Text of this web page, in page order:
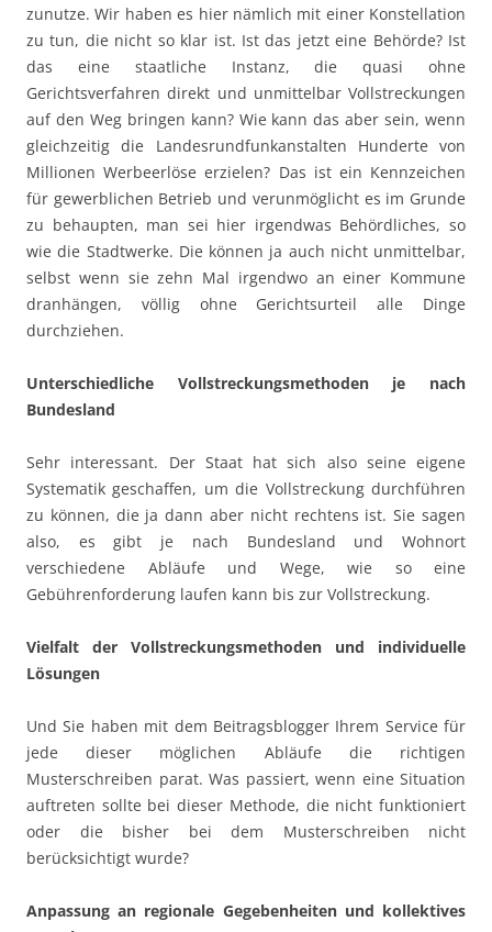
zunutze. Wir haben es hier nämlich mit einer Konstellation
zu tun, die nicht so klar ist. Ist das jetzt eine Behörde? Ist
das eine staatliche Instanz, die quasi ohne
Gerichtsverfahren direkt und unmittelbar Vollstreckungen
auf den Weg bringen kann? Wie kann das aber sein, wenn
gleichzeitig die Landesrundfunkanstalten Hunderte von
Millionen Werbeerlöse erzielen? Das ist ein Kennzeichen
für gewerblichen Betrieb und verunmöglicht es im Grunde
zu behaupten, man sei hier irgendwas Behördliches, so
wie die Stadtwerke. Die können ja auch nicht unmittelbar,
selbst wenn sie zehn Mal irgendwo an einer Kommune
dranhängen, völlig ohne Gerichtsurteil alle Dinge
durchziehen.
Unterschiedliche Vollstreckungsmethoden je nach
Bundesland
Sehr interessant. Der Staat hat sich also seine eigene
Systematik geschaffen, um die Vollstreckung durchführen
zu können, die ja dann aber nicht rechtens ist. Sie sagen
also, es gibt je nach Bundesland und Wohnort
verschiedene Abläufe und Wege, wie so eine
Gebührenforderung laufen kann bis zur Vollstreckung.
Vielfalt der Vollstreckungsmethoden und individuelle
Lösungen
Und Sie haben mit dem Beitragsblogger Ihrem Service für
jede dieser möglichen Abläufe die richtigen
Musterschreiben parat. Was passiert, wenn eine Situation
auftreten sollte bei dieser Methode, die nicht funktioniert
oder die bisher bei dem Musterschreiben nicht
berücksichtigt wurde?
Anpassung an regionale Gegebenheiten und kollektives